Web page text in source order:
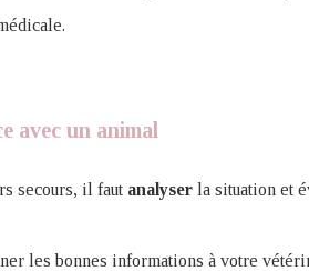
avec un animal
secours, il faut analyser la situation et
les bonnes informations à votre